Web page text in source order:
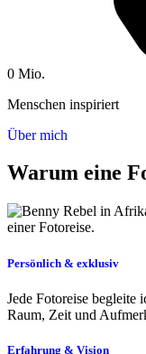
0 Mio.
Menschen inspiriert
Über mich
Warum eine
Persönlich & exklusiv
Jede Fotoreise begleite
Raum, Zeit und
Erfahrung & Vision